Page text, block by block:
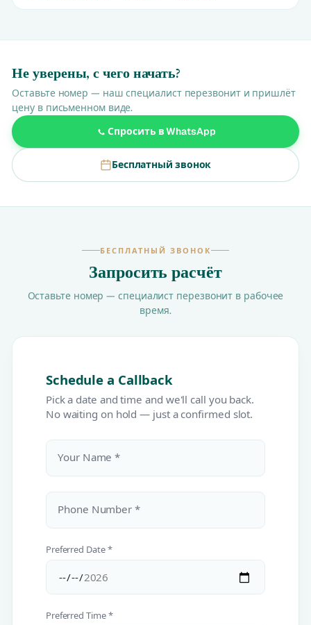
Не уверены, с чего начать?
Оставьте номер — наш специалист перезвонит и пришлёт
цену в письменном виде.
Спросить в WhatsApp
Бесплатный звонок
БЕСПЛАТНЫЙ ЗВОНОК
Запросить расчёт
Оставьте номер — специалист перезвонит в рабочее
время.
Schedule a Callback
Pick a date and time and we'll call you back.
No waiting on hold — just a confirmed slot.
Your Name *
Phone Number *
Preferred Date *
Preferred Time *